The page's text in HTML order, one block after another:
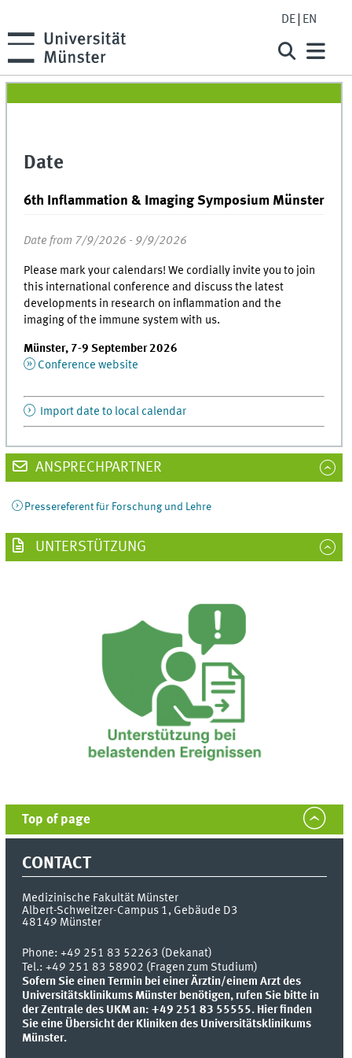
DE EN
Date
6th Inflammation & Imaging Symposium Münster
Date from 7/9/2026 - 9/9/2026
Please mark your calendars! We cordially invite you to join
this international conference and discuss the latest
developments in research on inflammation and the
imaging of the immune system with us.
Münster, 7-9 September 2026
Conference website
Import date to local calendar
ANSPRECHPARTNER
Pressereferent für Forschung und Lehre
UNTERSTÜTZUNG
Top of page
CONTACT
Medizinische Fakultät Münster
Albert-Schweitzer-Campus 1, Gebäude D3
48149 Münster
Phone:+49 251 83 52263 (Dekanat)
Tel.: +49 251 83 58902 (Fragen zum Studium)
Sofern Sie einen Termin bei einer Ärztin/einem Arzt des
Universitätsklinikums Münster benötigen, rufen Sie bitte in
der Zentrale des UKM an: +49 251 83 55555. Hier finden
Sie eine Übersicht der Kliniken des Universitätsklinikums
Münster.